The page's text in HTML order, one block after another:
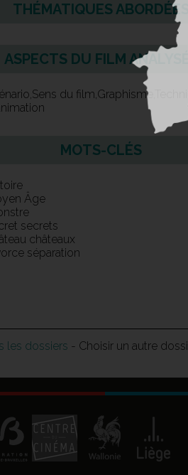
THÉMATIQUES ABORDÉES
ASPECTS DU FILM
du
MOTS-CLÉS
Âge
secrets
châteaux
séparation
les dossiers - Choisir un autre